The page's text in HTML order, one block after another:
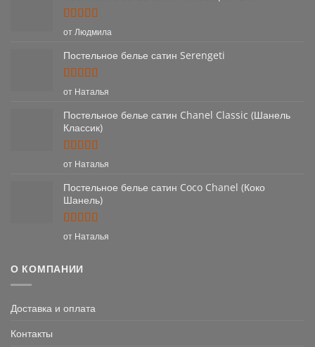
Оценка5
от Людмила
Постельное белье сатин Serengeti
Оценка5
от Наталья
Постельное белье сатин Chanel Classic (Шанель
Классик)
Оценка5
от Наталья
Постельное белье сатин Coco Chanel (Коко
Шанель)
Оценка5
от Наталья
О КОМПАНИИ
Доставка и оплата
Контакты